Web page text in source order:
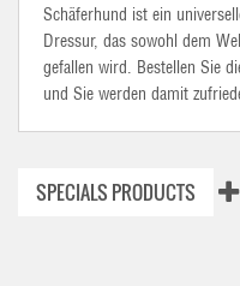
Schäferhund ist ein
Dressur, das sowohl dem
gefallen wird. Bestellen Sie
und Sie werden damit
SPECIALS PRODUCTS